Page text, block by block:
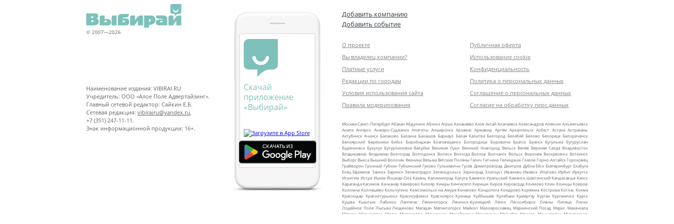
© 2007—2026
Наименование издания: VIBIRAI.RU
Учредитель: ООО «Алое Поле Адвертайзинг».
Главный сетевой редактор: Сайкин Е.Б.
Сетевая редакция: vibirairu@yandex.ru
+7 (351) 247-11-11.
Знак информационной продукции: 16+.
Скачай
приложение
«Выбирай»
Добавить компанию
Добавить событие
О проекте
Вы владелец компании?
Платные услуги
Редакции по городам
Условия использования сайта
Правила модерирования
Публичная оферта
Использование cookie
Конфиденциальность
Политика о персональных данных
Соглашение о персональных данных
Согласие на обработку перс.данных
МоскваСанкт‑ПетербургАбаканАбдулиноАбинскАгрызАзнакаевоАзовАксайАлапаевскАлександровАлексинАльметьевск
Анапа Ангарск Анжеро‑Судженск Апатиты Апшеронск Арзамас Армавир Артём Архангельск Асбест Астана Астрахань
Ахтубинск Ачинск Балаково Балахна Балашов Барнаул Белая Калитва Белгород Белебей Белово Белорецк Белореченск
Белоярский Березники Бийск Биробиджан Благовещенск Богородицк Боровичи Братск Брянск Бугульма Бугуруслан
Будённовск Бузулук Бутурлиновка Валуйки Великие Луки Великий Новгород Вельск Венёв Верхняя Салда Владивосток
Владикавказ Владимир Волгоград Волгодонск Волжск Вологда Волхов Волчанск Вольск Воронеж Воскресенск Воткинск
ВыборгВыкса Вышний Волочёк Вязники Вязьма Вятские Поляны Галич Гатчина Геленджик Глазов Горно‑АлтайскГороховец
Грайворон Грозный Губкин Губкинский Гуково Гулькевичи Гусев Димитровград Дмитров Дубна Ейск Екатеринбург Елабуга
Елец Ефремов Заинск Заринск Зеленоградск Зеленодольск Зерноград Златоуст Иваново Ижевск Ипатово Ирбит Иркутск
Искитим Истра Ишим Йошкар‑Ола Казань Калининград Калуга Каменск‑Уральский Каменск‑Шахтинский Кандалакша Канск
Караганда Касимов Качканар Кемерово Кизляр Кимры Кингисепп Кириши Киров Кировград Климово Клин Клинцы Ковров
Коломна Колпашево Кольчугино Комсомольск‑на‑Амуре Конаково Кондопога Кондрово Коряжма Кострома Котлас Кохма
Краснодар Краснотурьинск Красноуфимск Красноярск Кузнецк Куйбышев Кулебаки Кумертау Курган Курганинск Курск
Кушва
Кыштым Лабинск Лангепас Лениногорск Ленинск‑Кузнецкий Ленск Лесосибирск Ливны Липецк
Лиски
Лодейное Поле Лысьва Людиново Магадан Магнитогорск Майкоп Малоярославец Мариинский Посад Маркс Махачкала
Мегион Медногорск Миасс Миллерово Минусинск Михайловка Мичуринск Можайск Моздок Мончегорск Муравленко